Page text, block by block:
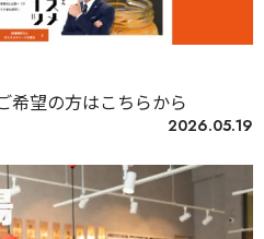
希望の方はこちらから
2026.05.19